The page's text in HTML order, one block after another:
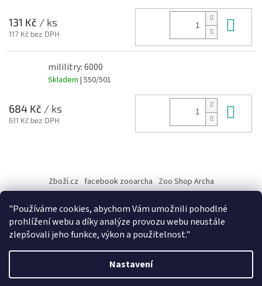
"Používáme cookies, abychom Vám umožnili pohodlné
prohlížení webu a díky analýze provozu webu neustále
zlepšovali jeho funkce, výkon a použitelnost."
Nastavení
131 Kč / ks
117 Kč bez DPH
mililitry: 6000
Skladem | 550/501
684 Kč / ks
611 Kč bez DPH
p
Zboží.cz facebook zooarcha Zoo Shop Archa
KRMIVA ENERGYS pro koně - GRANULE